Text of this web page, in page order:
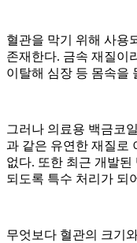
혈관을 막기 위해 사용
존재한다. 금속 재질이
이탈해 심장 등 몸속을
그러나 의료용 백금코
과 같은 유연한 재질로
없다. 또한 최근 개발
되도록 특수 처리가 되
무엇보다 혈관의 크기